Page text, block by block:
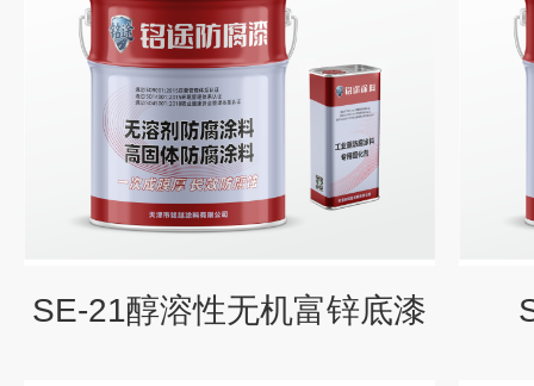
SE-21醇溶性无机富锌底漆